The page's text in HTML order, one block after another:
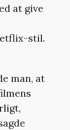
at give
stil.
man, at